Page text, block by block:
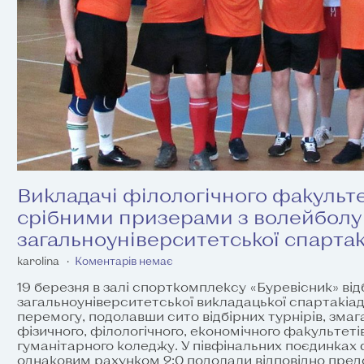
Викладачі філологічного
срібними призерами з волейболу
загальноуніверситетської
karolina Коментарів немає
19 березня в залі спорткомплексу «Буревісник»
загальноуніверситетської викладацької
перемогу, подолавши сито відбірних турнірів,
фізичного, філологічного, економічного
гуманітарного коледжу. У півфінальних поєдинках
однаковим рахунком 2:0 подолали відповідно